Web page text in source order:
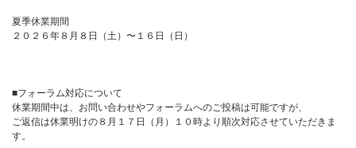
夏季休業期間
２０２６年８月８日（土）〜１６日（日）
■フォーラム対応について
休業期間中は、お問い合わせやフォーラムへのご投稿は可能ですが、
ご返信は休業明けの８月１７日（月）１０時より順次対応させていただきま
す。